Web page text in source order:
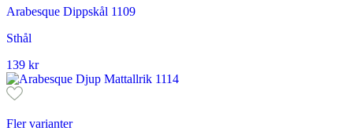
Arabesque Dippskål 1109
Sthål
139 kr
Fler varianter